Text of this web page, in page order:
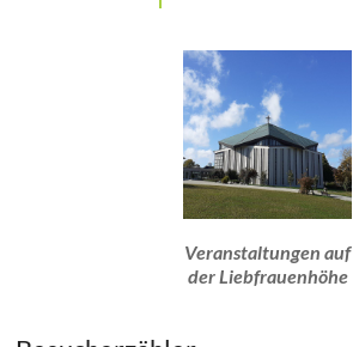
Veranstaltungen auf
der Liebfrauenhöhe